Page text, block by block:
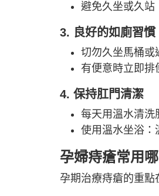
避免久坐或久站
3. 良好的如廁習慣
切勿久坐馬桶或
有便意時立即排
4. 保持肛門清潔
每天用溫水清洗
使用溫水坐浴：
孕婦痔瘡常用
孕期治療痔瘡的重點